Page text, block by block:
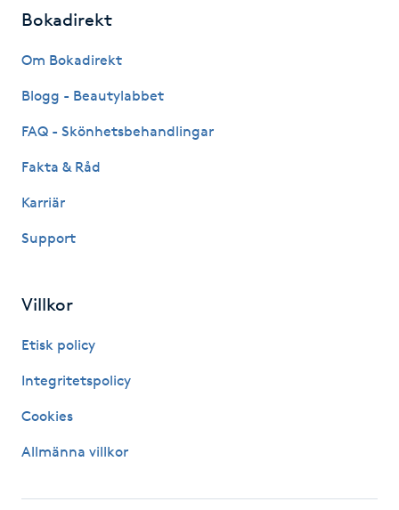
Kinesiologi
Kiropraktik
Klippning & Slingor
Bokadirekt
Om Bokadirekt
Blogg - Beautylabbet
FAQ - Skönhetsbehandlingar
Fakta & Råd
Karriär
Support
Villkor
Etisk policy
Integritetspolicy
Cookies
Allmänna villkor